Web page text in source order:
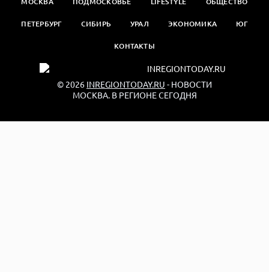
ПЕТЕРБУРГ СИБИРЬ УРАЛ ЭКОНОМИКА ЮГ
КОНТАКТЫ
© 2026 INREGIONTODAY.RU - НОВОСТИ
МОСКВА. В РЕГИОНЕ СЕГОДНЯ